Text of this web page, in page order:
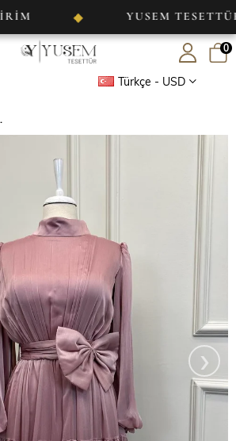
◆ YUSEM TESETTÜR
Türkçe - USD
0
›